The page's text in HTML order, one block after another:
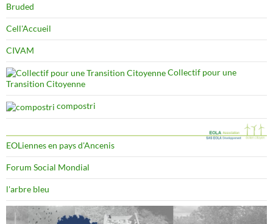
Bruded
Cell'Accueil
CIVAM
Collectif pour une
Transition Citoyenne
compostri
EOLiennes en pays d'Ancenis
Forum Social Mondial
l'arbre bleu